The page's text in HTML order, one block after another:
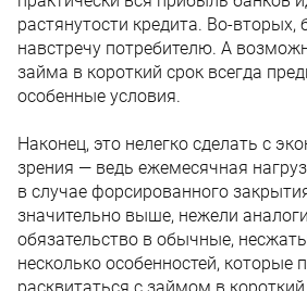
растянутости кредита. Во-вторых,
навстречу потребителю. А
займа в короткий срок всегда
особенные условия.
Наконец, это нелегко сделать с
зрения — ведь ежемесячная
в случае форсированного
значительно выше, нежели
обязательство в обычные,
несколько особенностей, которые
расквитаться с займом в короткий